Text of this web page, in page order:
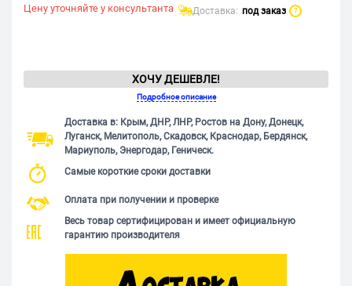
Цену уточняйте у консультанта Доставка: под заказ ?
ХОЧУ ДЕШЕВЛЕ!
Подробное описание
Доставка в: Крым, ДНР, ЛНР, Ростов на Дону, Донецк,
Луганск, Мелитополь, Скадовск, Краснодар, Бердянск,
Мариуполь, Энергодар, Геническ.
Самые короткие сроки доставки
Оплата при получении и проверке
Весь товар сертифицирован и имеет официальную
гарантию производителя